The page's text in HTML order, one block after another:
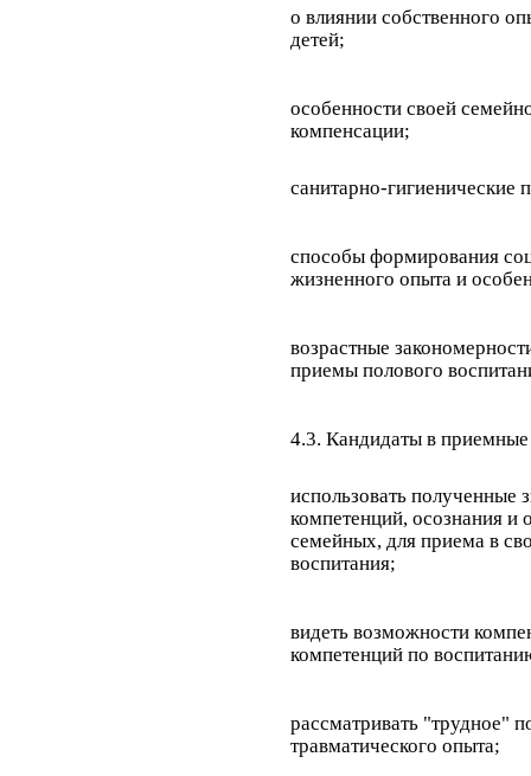
о влиянии собственного
детей;
особенности своей
компенсации;
санитарно-гигиенические
способы формирования
жизненного опыта и
возрастные
приемы полового
4.3. Кандидаты в
использовать полученные
компетенций, осознания и
семейных, для приема в
воспитания;
видеть возможности
компетенций по
рассматривать "трудное"
травматического опыта;